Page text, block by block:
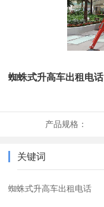
蜘蛛式升高车出租电话
产品规格：
关键词
蜘蛛式升高车出租电话